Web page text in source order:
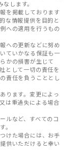
します。
を掲載しております
な情報提供を目的と
への適用を行うもの
への更新などに努め
ていかなる保証も一
かの損害が生じて
として一切の責任を
責任を負うこととし
ります。変更によっ
は重過失による場合
ルなど、すべてのコ
。
けた場合には、お手
供いただけると幸い